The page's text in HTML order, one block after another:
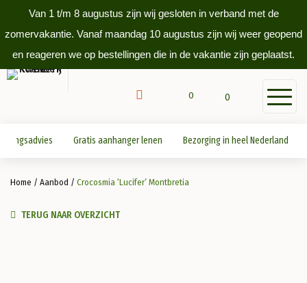
Van 1 t/m 8 augustus zijn wij gesloten in verband met de
zomervakantie. Vanaf maandag 10 augustus zijn wij weer geopend
en reageren we op bestellingen die in de vakantie zijn geplaatst.
0
0
Gratis aanhanger lenen Bezorging in heel Nederland
Home / Aanbod / Crocosmia ‘Lucifer’ Montbretia
TERUG NAAR OVERZICHT